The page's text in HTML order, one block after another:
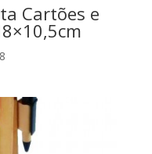
Cartões e